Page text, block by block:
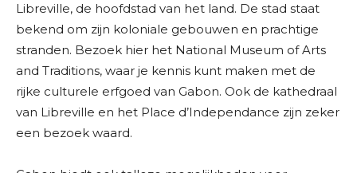
Libreville, de hoofdstad van het land. De stad staat
bekend om zijn koloniale gebouwen en prachtige
stranden. Bezoek hier het National Museum of Arts
and Traditions, waar je kennis kunt maken met de
rijke culturele erfgoed van Gabon. Ook de kathedraal
van Libreville en het Place d’Independance zijn zeker
een bezoek waard.